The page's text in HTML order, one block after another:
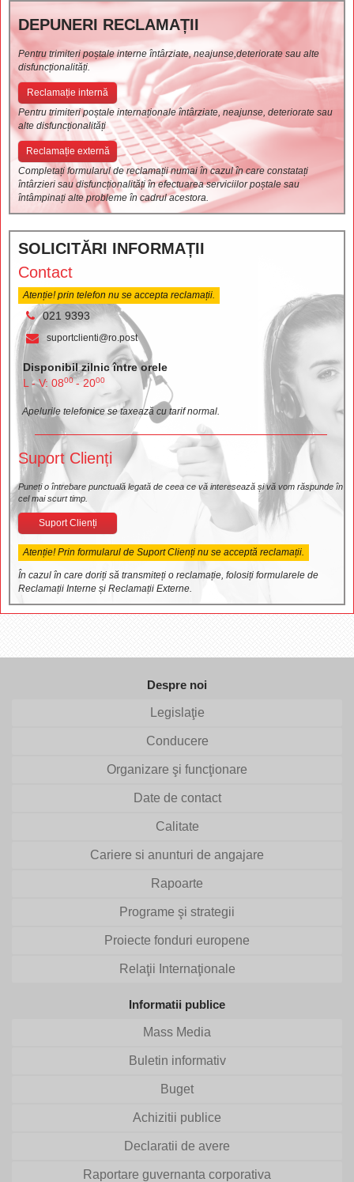
DEPUNERI RECLAMAȚII
Pentru trimiteri poștale interne întârziate, neajunse,deteriorate sau alte
disfuncționalități.
Reclamație internă
Pentru trimiteri poștale internaționale întârziate, neajunse, deteriorate sau
alte disfuncționalități
Reclamație externă
Completați formularul de reclamații numai în cazul în care constatați
întârzieri sau disfuncționalități în efectuarea serviciilor poștale sau
întâmpinați alte probleme în cadrul acestora.
SOLICITĂRI INFORMAȚII
Contact
Atenție! prin telefon nu se accepta reclamații.
021 9393
suportclienti@ro.post
Disponibil zilnic între orele
L - V: 0800- 2000
Apelurile telefonice se taxează cu tarif normal.
Suport Clienți
Puneți o întrebare punctuală legată de ceea ce vă interesează și vă vom răspunde în
cel mai scurt timp.
Suport Clienți
Atenție! Prin formularul de Suport Clienți nu se acceptă reclamații.
În cazul în care doriți să transmiteți o reclamație, folosiți formularele de
Reclamații Interne și Reclamații Externe.
Despre noi
Legislaţie
Conducere
Organizare şi funcţionare
Date de contact
Calitate
Cariere si anunturi de angajare
Rapoarte
Programe şi strategii
Proiecte fonduri europene
Relaţii Internaţionale
Informatii publice
Mass Media
Buletin informativ
Buget
Achizitii publice
Declaratii de avere
Raportare guvernanta corporativa